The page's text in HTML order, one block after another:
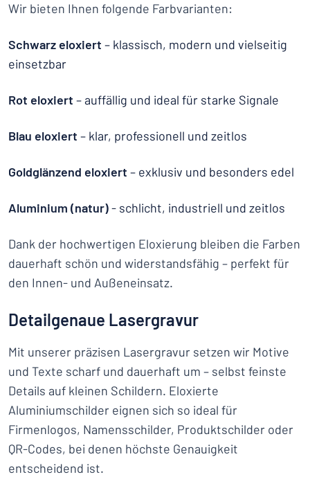
Wir bieten Ihnen folgende Farbvarianten:
Schwarz eloxiert – klassisch, modern und vielseitig
einsetzbar
Rot eloxiert – auffällig und ideal für starke Signale
Blau eloxiert – klar, professionell und zeitlos
Goldglänzend eloxiert – exklusiv und besonders edel
Aluminium (natur)- schlicht, industriell und zeitlos
Dank der hochwertigen Eloxierung bleiben die Farben
dauerhaft schön und widerstandsfähig – perfekt für
den Innen- und Außeneinsatz.
Detailgenaue Lasergravur
Mit unserer präzisen Lasergravur setzen wir Motive
und Texte scharf und dauerhaft um – selbst feinste
Details auf kleinen Schildern. Eloxierte
Aluminiumschilder eignen sich so ideal für
Firmenlogos, Namensschilder, Produktschilder oder
QR-Codes, bei denen höchste Genauigkeit
entscheidend ist.